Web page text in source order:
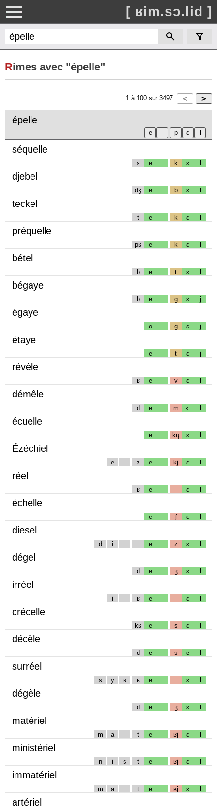
[ ʁim.sɔ.lid ]
Rimes avec "épelle"
1 à 100 sur 3497
épelle
séquelle
s e k ɛ l
djebel
dʒ e b ɛ l
teckel
t e k ɛ l
préquelle
pʁ e k ɛ l
bétel
b e t ɛ l
bégaye
b e g ɛ j
égaye
e g ɛ j
étaye
e t ɛ j
révèle
ʁ e v ɛ l
démêle
d e m ɛː l
écuelle
e kɥ ɛ l
Ézéchiel
e z e kj ɛ l
réel
ʁ e ɛ l
échelle
e ʃ ɛ l
diesel
d i e z ɛ l
dégel
d e ʒ ɛ l
irréel
i ʁ e ɛ l
crécelle
kʁ e s ɛ l
décèle
d e s ɛ l
surréel
s y ʁ ʁ e ɛ l
dégèle
d e ʒ ɛ l
matériel
m a t e ʁj ɛ l
ministériel
n i s t e ʁj ɛ l
immatériel
m a t e ʁj ɛ l
artériel